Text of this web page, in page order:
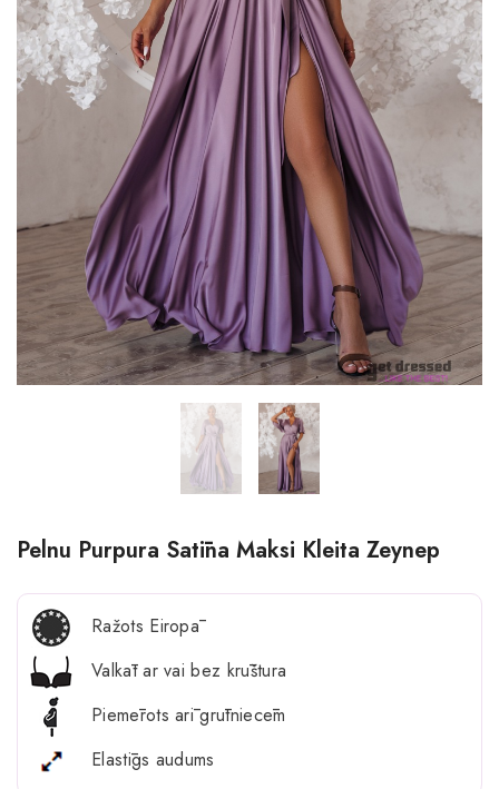
Pelnu Purpura Satīna Maksi Kleita Zeynep
Ražots Eiropā
Valkāt ar vai bez krūštura
Piemērots arī grūtniecēm
Elastīgs audums